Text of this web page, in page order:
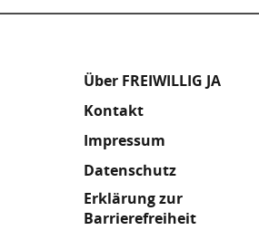
Fußzeile
Über FREIWILLIG JA
Kontakt
Impressum
Datenschutz
Erklärung zur
Barrierefreiheit